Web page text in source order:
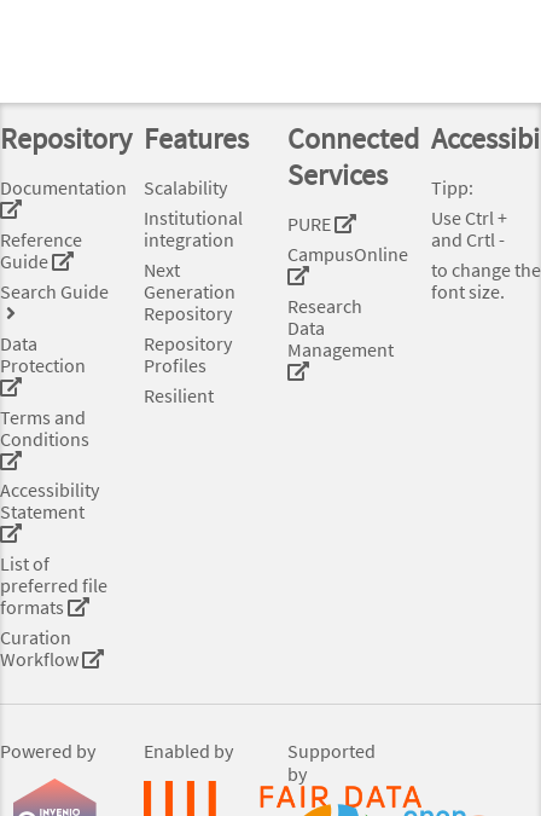
Repository
Documentation
Reference
Guide
Search Guide
Data
Protection
Terms and
Conditions
Accessibility
Statement
List of
preferred file
formats
Curation
Workflow
Features
Scalability
Institutional
integration
Next
Generation
Repository
Repository
Profiles
Resilient
Connected
Services
PURE
CampusOnline
Research
Data
Management
Tipp:
Use Ctrl +
and Crtl -
to change the
font size.
Powered by Enabled by
Supported
by